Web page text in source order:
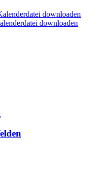
downloaden
downloaden